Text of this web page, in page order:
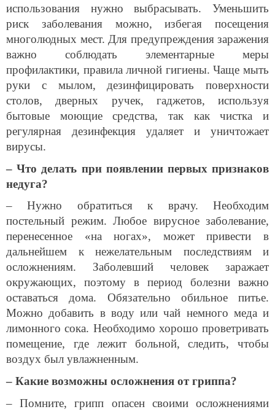
использования нужно выбрасывать. Уменьшить
риск заболевания можно, избегая посещения
многолюдных мест. Для предупреждения заражения
важно соблюдать элементарные меры
профилактики, правила личной гигиены. Чаще мыть
руки с мылом, дезинфицировать поверхности
столов, дверных ручек, гаджетов, используя
бытовые моющие средства, так как чистка и
регулярная дезинфекция удаляет и уничтожает
вирусы.
– Что делать при появлении первых признаков
недуга?
– Нужно обратиться к врачу. Необходим
постельный режим. Любое вирусное заболевание,
перенесенное «на ногах», может привести в
дальнейшем к нежелательным последствиям и
осложнениям. Заболевший человек заражает
окружающих, поэтому в период болезни важно
оставаться дома. Обязательно обильное питье.
Можно добавить в воду или чай немного меда и
лимонного сока. Необходимо хорошо проветривать
помещение, где лежит больной, следить, чтобы
воздух был увлажненным.
– Какие возможны осложнения от гриппа?
– Помните, грипп опасен своими осложнениями